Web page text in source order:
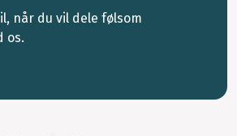
når du vil dele følsom
os.